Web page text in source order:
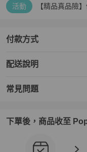
活動 【精品真品險
付款方式
配送說明
常見問題
下單後，商品收至